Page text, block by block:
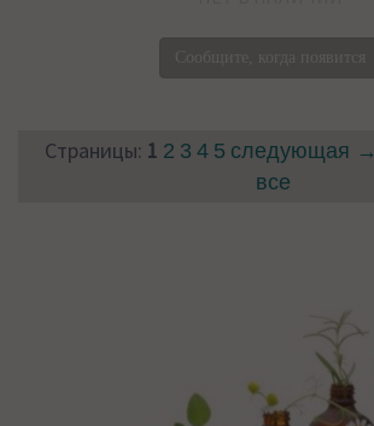
Страницы: 1 2 3 4 5 следующая →
все